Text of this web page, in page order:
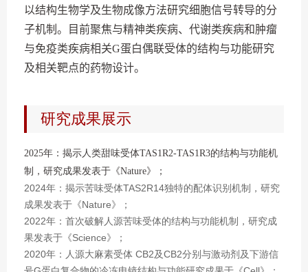
以结构生物学及生物成像方法研究细胞信号转导的分
子机制。目前聚焦与精神类疾病、代谢类疾病和肿瘤
与免疫类疾病相关G蛋白偶联受体的结构与功能研究
及相关靶点的药物设计。
研究成果展示
2025年：揭示人类甜味受体TAS1R2-TAS1R3的结构与功能机
制，研究成果发表于《Nature》；
2024年：揭示苦味受体TAS2R14独特的配体识别机制，研究
成果发表于《Nature》；
2022年：首次破解人源苦味受体的结构与功能机制，研究成
果发表于《Science》；
2020年：人源大麻素受体 CB2及CB2分别与激动剂及下游信